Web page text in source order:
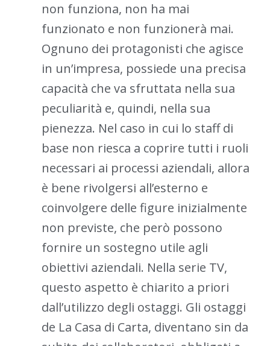
non funziona, non ha mai
funzionato e non funzionerà mai.
Ognuno dei protagonisti che agisce
in un’impresa, possiede una precisa
capacità che va sfruttata nella sua
peculiarità e, quindi, nella sua
pienezza. Nel caso in cui lo staff di
base non riesca a coprire tutti i ruoli
necessari ai processi aziendali, allora
è bene rivolgersi all’esterno e
coinvolgere delle figure inizialmente
non previste, che però possono
fornire un sostegno utile agli
obiettivi aziendali. Nella serie TV,
questo aspetto è chiarito a priori
dall’utilizzo degli ostaggi. Gli ostaggi
de La Casa di Carta, diventano sin da